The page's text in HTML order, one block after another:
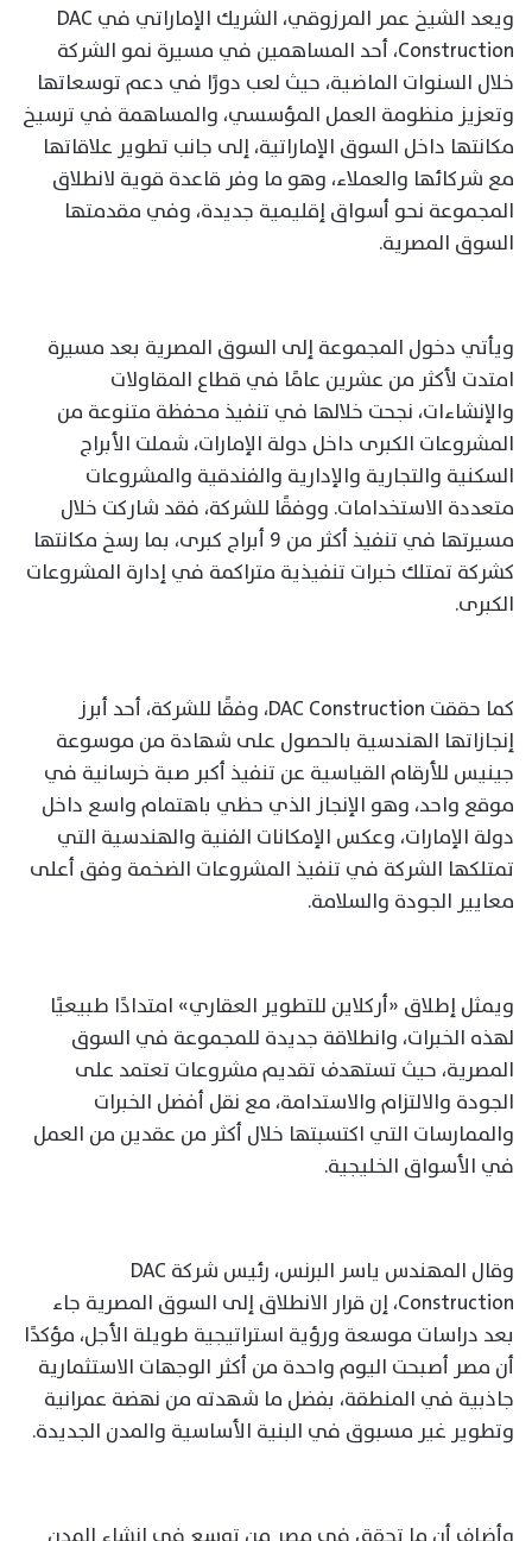
ويعد الشيخ عمر المرزوقي، الشريك الإماراتي في DAC
Construction، أحد المساهمين في مسيرة نمو الشركة
خلال السنوات الماضية، حيث لعب دورًا في دعم توسعاتها
وتعزيز منظومة العمل المؤسسي، والمساهمة في ترسيخ
مكانتها داخل السوق الإماراتية، إلى جانب تطوير علاقاتها
مع شركائها والعملاء، وهو ما وفر قاعدة قوية لانطلاق
المجموعة نحو أسواق إقليمية جديدة، وفي مقدمتها
السوق المصرية.
ويأتي دخول المجموعة إلى السوق المصرية بعد مسيرة
امتدت لأكثر من عشرين عامًا في قطاع المقاولات
والإنشاءات، نجحت خلالها في تنفيذ محفظة متنوعة من
المشروعات الكبرى داخل دولة الإمارات، شملت الأبراج
السكنية والتجارية والإدارية والفندقية والمشروعات
متعددة الاستخدامات. ووفقًا للشركة، فقد شاركت خلال
مسيرتها في تنفيذ أكثر من 9 أبراج كبرى، بما رسخ مكانتها
كشركة تمتلك خبرات تنفيذية متراكمة في إدارة المشروعات
الكبرى.
كما حققت DAC Construction، وفقًا للشركة، أحد أبرز
إنجازاتها الهندسية بالحصول على شهادة من موسوعة
جينيس للأرقام القياسية عن تنفيذ أكبر صبة خرسانية في
موقع واحد، وهو الإنجاز الذي حظي باهتمام واسع داخل
دولة الإمارات، وعكس الإمكانات الفنية والهندسية التي
تمتلكها الشركة في تنفيذ المشروعات الضخمة وفق أعلى
معايير الجودة والسلامة.
ويمثل إطلاق «أركلاين للتطوير العقاري» امتدادًا طبيعيًا
لهذه الخبرات، وانطلاقة جديدة للمجموعة في السوق
المصرية، حيث تستهدف تقديم مشروعات تعتمد على
الجودة والالتزام والاستدامة، مع نقل أفضل الخبرات
والممارسات التي اكتسبتها خلال أكثر من عقدين من العمل
في الأسواق الخليجية.
وقال المهندس ياسر البرنس، رئيس شركة DAC
Construction، إن قرار الانطلاق إلى السوق المصرية جاء
بعد دراسات موسعة ورؤية استراتيجية طويلة الأجل، مؤكدًا
أن مصر أصبحت اليوم واحدة من أكثر الوجهات الاستثمارية
جاذبية في المنطقة، بفضل ما شهدته من نهضة عمرانية
وتطوير غير مسبوق في البنية الأساسية والمدن الجديدة.